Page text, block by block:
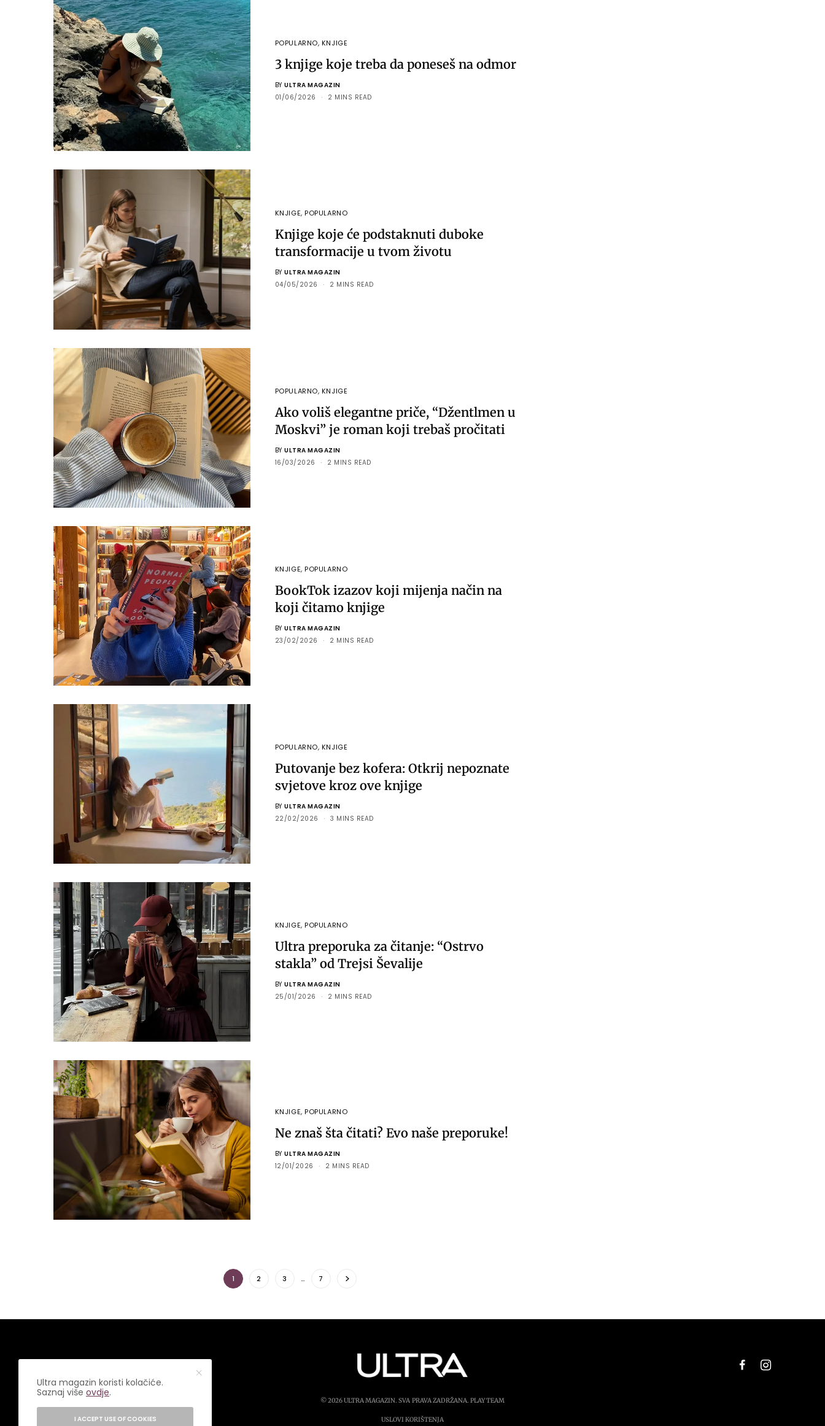
POPULARNO, KNJIGE
3 knjige koje treba da poneseš na odmor
BY ULTRA MAGAZIN
01/06/2026
2 MINS READ
KNJIGE,POPULARNO
Knjige koje će podstaknuti duboke
transformacije u tvom životu
BY ULTRA MAGAZIN
04/05/2026
2 MINS READ
POPULARNO, KNJIGE
Ako voliš elegantne priče, “Džentlmen u
Moskvi” je roman koji trebaš pročitati
BY ULTRA MAGAZIN
16/03/2026
2 MINS READ
KNJIGE,POPULARNO
BookTok izazov koji mijenja način na
koji čitamo knjige
BY ULTRA MAGAZIN
23/02/2026
2 MINS READ
POPULARNO, KNJIGE
Putovanje bez kofera: Otkrij nepoznate
svjetove kroz ove knjige
BY ULTRA MAGAZIN
22/02/2026
3 MINS READ
KNJIGE,POPULARNO
Ultra preporuka za čitanje: “Ostrvo
stakla” od Trejsi Ševalije
BY ULTRA MAGAZIN
25/01/2026
2 MINS READ
KNJIGE,POPULARNO
Ne znaš šta čitati? Evo naše preporuke!
BY ULTRA MAGAZIN
12/01/2026
2 MINS READ
1 2 3 … 7
© 2026 ULTRA MAGAZIN. SVA PRAVA ZADRŽANA. PLAY TEAM
USLOVI KORIŠTENJA
Ultra magazin koristi kolačiće.
Saznaj višeovdje.
I ACCEPT USE OF COOKIES